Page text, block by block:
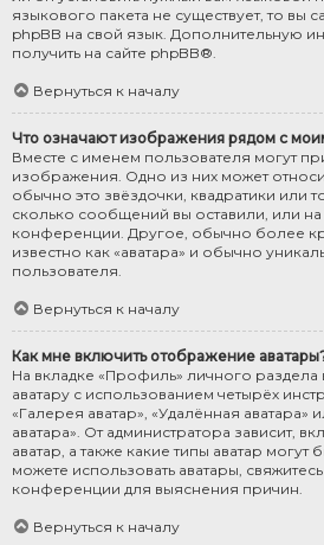
языкового пакета не существует, то вы
phpBB на свой язык. Дополнительную
получить на сайте phpBB®.
Вернуться к началу
Что означают изображения рядом с
Вместе с именем пользователя могут
изображения. Одно из них может
обычно это звёздочки, квадратики или
сколько сообщений вы оставили, или на
конференции. Другое, обычно более
известно как «аватара» и обычно
пользователя.
Вернуться к началу
Как мне включить отображение
На вкладке «Профиль» личного раздела
аватару с использованием четырёх
«Галерея аватар», «Удалённая аватара»
аватара». От администратора зависит,
аватар, а также какие типы аватар могут
можете использовать аватары,
конференции для выяснения причин.
Вернуться к началу